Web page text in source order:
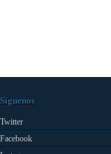
Síguenos
Twitter
Facebook